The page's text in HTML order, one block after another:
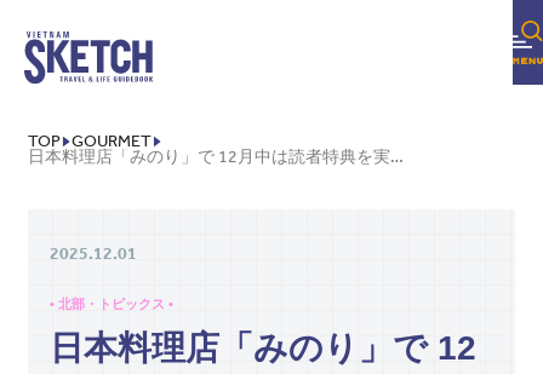
TOP GOURMET
日本料理店「みのり」で 12月中は読者特典を実施中
2025.12.01
• 北部・トピックス •
日本料理店「みのり」で 12